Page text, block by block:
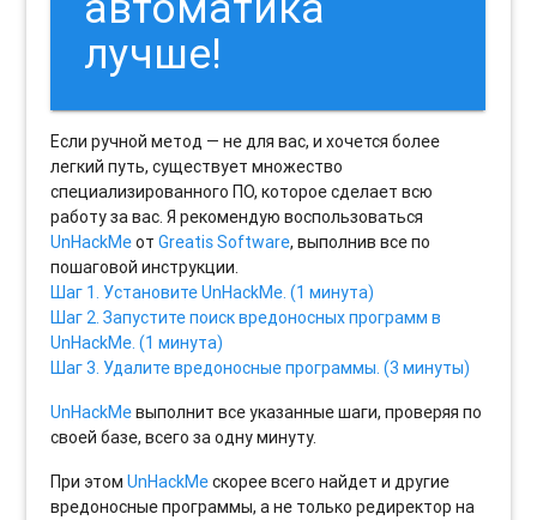
лучше!
Если ручной метод — не для вас, и хочется более
легкий путь, существует множество
специализированного ПО, которое сделает всю
работу за вас. Я рекомендую воспользоваться
UnHackMeотGreatis Software, выполнив все по
пошаговой инструкции.
Шаг 1. Установите UnHackMe. (1 минута)
Шаг 2. Запустите поиск вредоносных программ в
UnHackMe. (1 минута)
Шаг 3. Удалите вредоносные программы. (3 минуты)
UnHackMeвыполнит все указанные шаги, проверяя по
своей базе, всего за одну минуту.
При этомUnHackMeскорее всего найдет и другие
вредоносные программы, а не только редиректор на